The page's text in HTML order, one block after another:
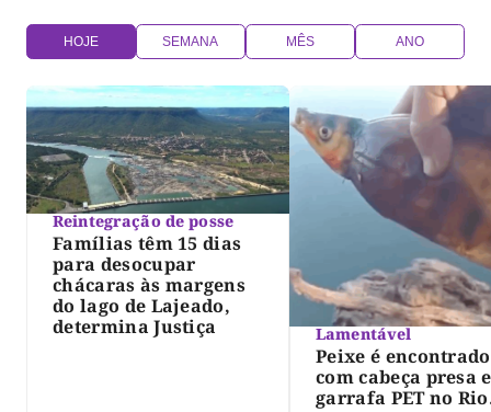
HOJE SEMANA MÊS ANO
Reintegração de posse
Famílias têm 15 dias
para desocupar
chácaras às margens
do lago de Lajeado,
determina Justiça
Lamentável
Peixe é encontrado
com cabeça presa
garrafa PET no Rio